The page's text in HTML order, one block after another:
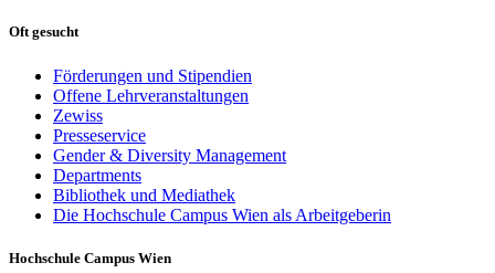
Oft gesucht
Förderungen und Stipendien
Offene Lehrveranstaltungen
Zewiss
Presseservice
Gender & Diversity Management
Departments
Bibliothek und Mediathek
Die Hochschule Campus Wien als Arbeitgeberin
Hochschule Campus Wien